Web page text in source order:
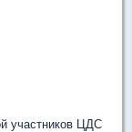
участников ЦДС